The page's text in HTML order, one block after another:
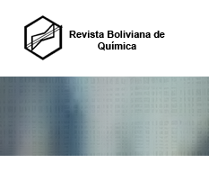
Revista Boliviana de Química